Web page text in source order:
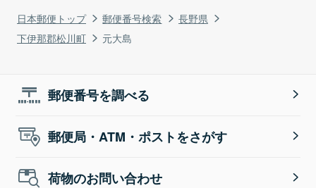
日本郵便トップ 郵便番号検索
長野県
下伊那郡松川町
元大島
郵便番号を調べる
郵便局・ATM・ポストをさがす
荷物のお問い合わせ